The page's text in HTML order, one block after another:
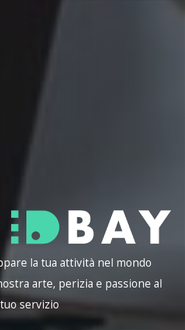
la tua attività nel mondo
arte, perizia e passione al
tuo servizio